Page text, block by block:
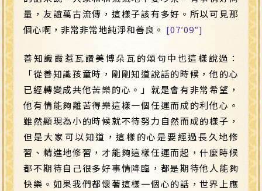
量，友誼萬古流傳，這樣子該有多好。所以可見那
個心啊，非常非常地純淨和善良。 [07′09″]
善知識霞惹瓦讚美博朵瓦的頌句中也這樣說過：
「從善知識孩童時，剛剛知道說話的時候，他的心
已經轉變成共他苦樂的心。」就是會有非常希望，
他有情能夠離苦得樂這樣一個任運而成的利他心。
雖然顯現為小的時候就不待努力自然而成的樣子，
但是大家可以知道，這樣的心是要經過長久地修
習、精進地修習，才能夠這樣任運而起，什麼時候
都不期待自己很多好事情降臨，都是期待他人能夠
快樂。如果我們都懷著這樣一個心的話，世界上應